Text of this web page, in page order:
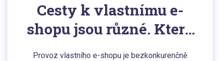
Cesty k vlastnímu e-
shopu jsou různé. Která
je nejlepší pro vás?
Provoz vlastního e-shopu je bezkonkurenčně